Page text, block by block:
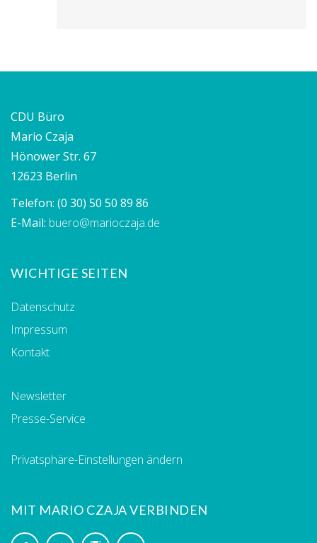
CDU Büro
Mario Czaja
Hönower Str. 67
12623 Berlin
Telefon: (0 30) 50 50 89 86
E-Mail: buero@marioczaja.de
WICHTIGE SEITEN
Datenschutz
Impressum
Kontakt
Newsletter
Presse-Service
Privatsphäre-Einstellungen ändern
MIT MARIO CZAJA VERBINDEN